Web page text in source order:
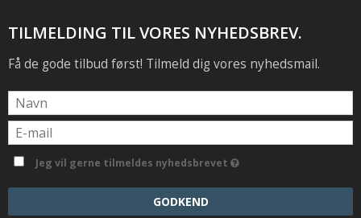
TILMELDING TIL VORES NYHEDSBREV.
Få de gode tilbud først! Tilmeld dig vores nyhedsmail.
Jeg vil gerne tilmeldes nyhedsbrevet
GODKEND